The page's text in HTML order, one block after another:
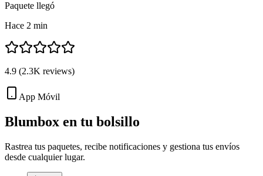
Paquete llegó
Hace 2 min
4.9 (2.3K reviews)
App Móvil
Blumbox en tu bolsillo
Rastrea tus paquetes, recibe notificaciones y gestiona tus envíos
desde cualquier lugar.